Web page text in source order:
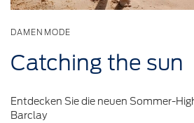
DAMENMODE
Catching the sun
Entdecken Sie die neuen Sommer-
Barclay